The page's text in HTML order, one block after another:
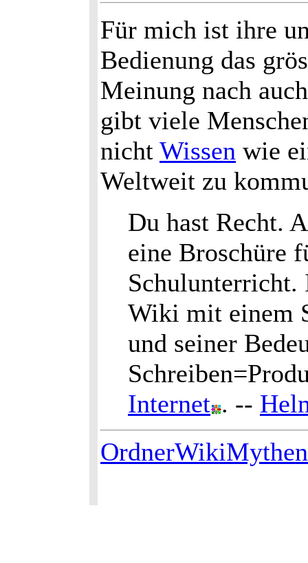
Für mich ist ihre
Bedienung das
Meinung nach
gibt viele
nicht Wissen wie
Weltweit zu
Du hast Recht.
eine Broschüre
Schulunterricht.
Wiki mit einem
und seiner
Internet . --
OrdnerWikiMythen